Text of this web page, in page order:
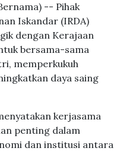
-- Pihak
Iskandar (IRDA)
dengan Kerajaan
bersama-sama
memperkukuh
daya saing
kerjasama
penting dalam
dan institusi antara